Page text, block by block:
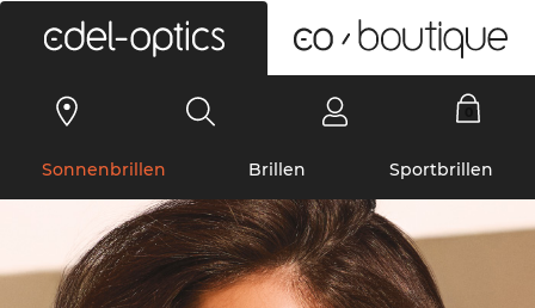
Sonnenbrillen Brillen Sportbrillen